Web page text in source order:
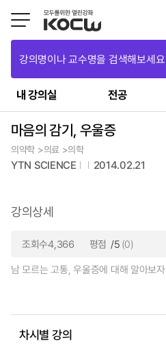
강의명이나 교수명을 검색해보세요
내 강의실 전공
마음의 감기, 우울증
의약학 >의료 >의학
YTN SCIENCE 2014.02.21
강의상세
조회수4,366 평점 /5 (0)
남 모르는 고통, 우울증에 대해 알아보자
차시별 강의